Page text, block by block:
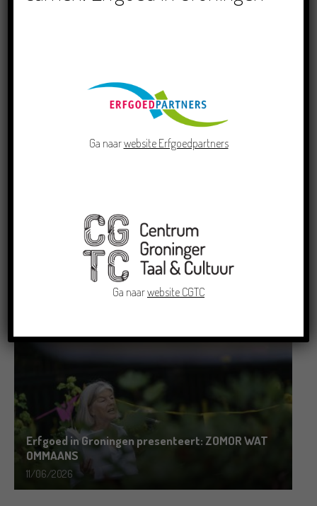
Crowdfunding voor bijzonder kinderboek met
Groningse liedjes en verhalen
Grensoverschrijdende uitwisseling in Oldenburg
rond het Gronings en Platduits
Erfgoed in Groningen presenteert: ZOMOR WAT
OMMAANS
11/06/2026
Ga naarwebsite Erfgoedpartners
Ga naarwebsite CGTC